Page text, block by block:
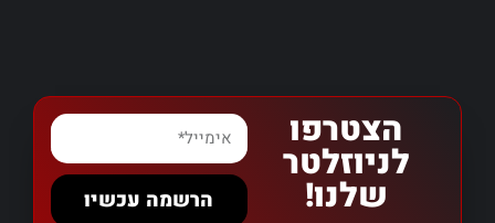
הצטרפו
לניוזלטר
שלנו! הרשמה עכשיו